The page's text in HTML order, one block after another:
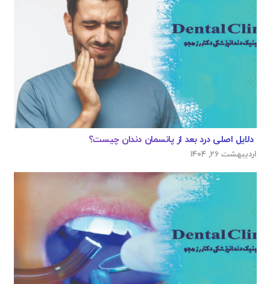
دلایل اصلی درد بعد از پانسمان دندان چیست؟
اردیبهشت ۲۶, ۱۴۰۴